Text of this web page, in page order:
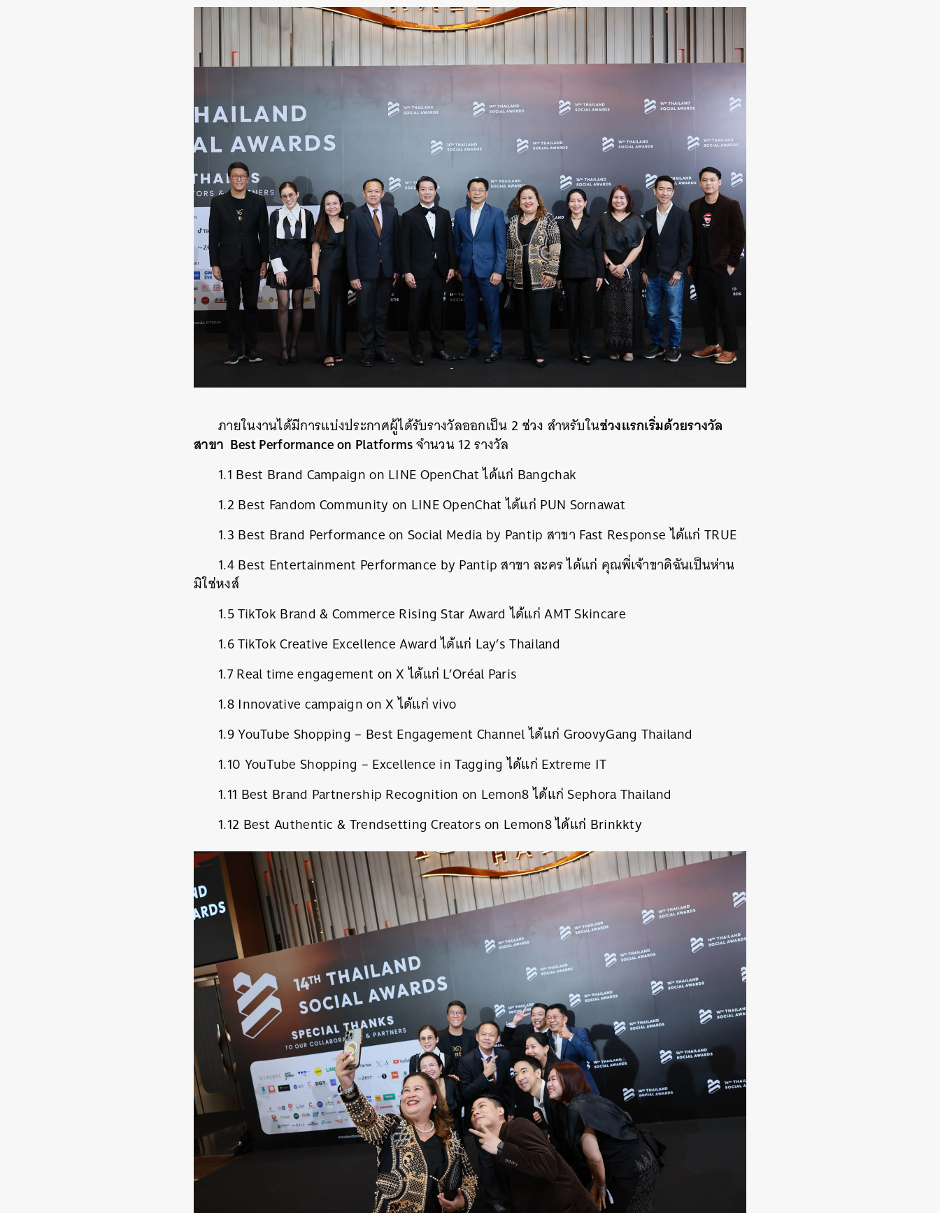
ภายในงานได้มีการแบ่งประกาศผู้ได้รับรางวัลออกเป็น 2 ช่วง สำหรับในช่วงแรกเริ่มด้วยรางวัล
สาขา Best Performance on Platformsจำนวน 12 รางวัล
1.1 Best Brand Campaign on LINE OpenChat ได้แก่ Bangchak
1.2 Best Fandom Community on LINE OpenChat ได้แก่ PUN Sornawat
1.3 Best Brand Performance on Social Media by Pantip สาขา Fast Response ได้แก่ TRUE
1.4 Best Entertainment Performance by Pantip สาขา ละคร ได้แก่ คุณพี่เจ้าขาดิฉันเป็นห่าน
มิใช่หงส์
1.5 TikTok Brand & Commerce Rising Star Award ได้แก่ AMT Skincare
1.6 TikTok Creative Excellence Award ได้แก่ Lay’s Thailand
1.7 Real time engagement on X ได้แก่ L’Oréal Paris
1.8 Innovative campaign on X ได้แก่ vivo
1.9 YouTube Shopping – Best Engagement Channel ได้แก่ GroovyGang Thailand
1.10 YouTube Shopping – Excellence in Tagging ได้แก่ Extreme IT
1.11 Best Brand Partnership Recognition on Lemon8 ได้แก่ Sephora Thailand
1.12 Best Authentic & Trendsetting Creators on Lemon8 ได้แก่ Brinkkty
ค้นหา
SHARE TWEET LINE EMAIL